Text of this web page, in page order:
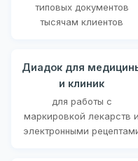
типовых документов
тысячам клиентов
Диадок для
и клиник
для работы с
маркировкой лекарств и
электронными